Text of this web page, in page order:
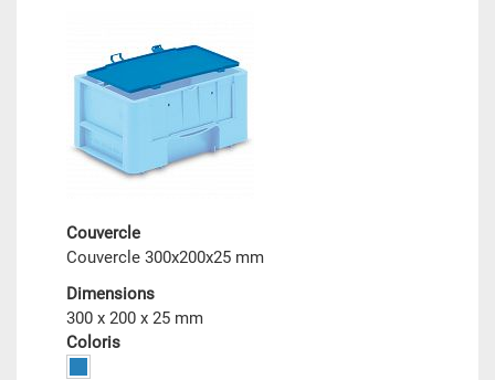
Couvercle
Couvercle 300x200x25 mm
Dimensions
300 x 200 x 25 mm
Coloris